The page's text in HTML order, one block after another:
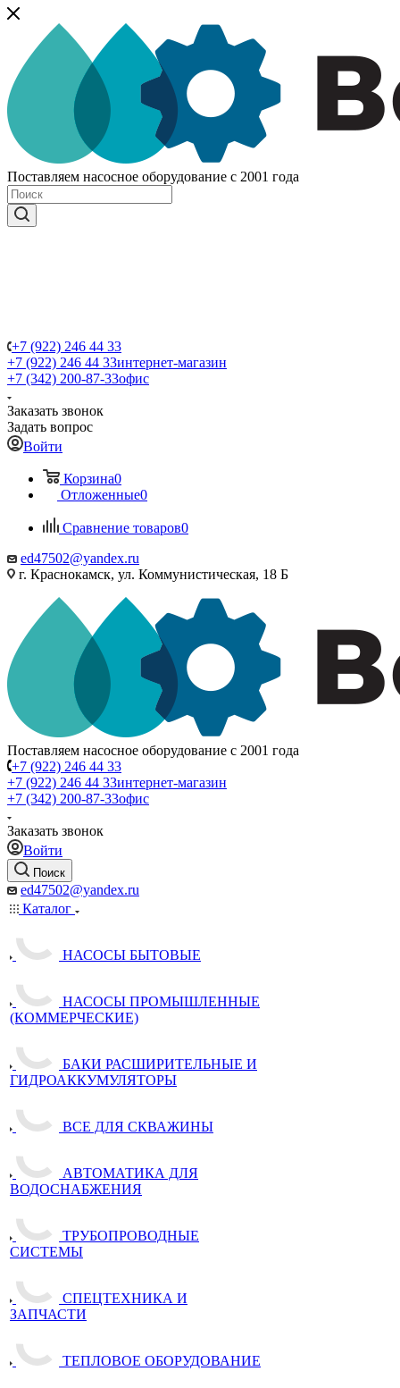
Поставляем насосное оборудование с 2001 года
+7 (922) 246 44 33
+7 (922) 246 44 33интернет-магазин
+7 (342) 200-87-33офис
Заказать звонок
Задать вопрос
Войти
Корзина0
Отложенные0
Сравнение товаров0
ed47502@yandex.ru
г. Краснокамск, ул. Коммунистическая, 18 Б
Поставляем насосное оборудование с 2001 года
+7 (922) 246 44 33
+7 (922) 246 44 33интернет-магазин
+7 (342) 200-87-33офис
Заказать звонок
Войти
Поиск
ed47502@yandex.ru
Каталог
НАСОСЫ БЫТОВЫЕ
НАСОСЫ ПРОМЫШЛЕННЫЕ
(КОММЕРЧЕСКИЕ)
БАКИ РАСШИРИТЕЛЬНЫЕ И
ГИДРОАККУМУЛЯТОРЫ
ВСЕ ДЛЯ СКВАЖИНЫ
АВТОМАТИКА ДЛЯ
ВОДОСНАБЖЕНИЯ
ТРУБОПРОВОДНЫЕ
СИСТЕМЫ
СПЕЦТЕХНИКА И
ЗАПЧАСТИ
ТЕПЛОВОЕ ОБОРУДОВАНИЕ